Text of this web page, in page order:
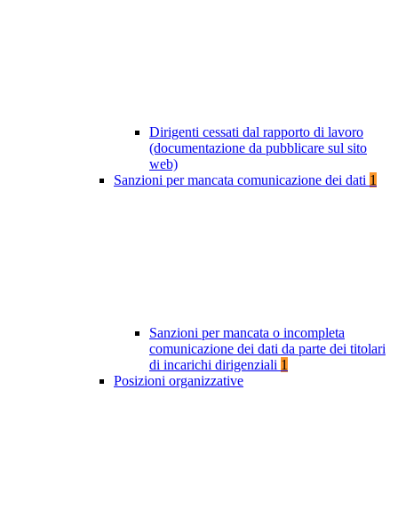
Dirigenti cessati dal rapporto di lavoro
(documentazione da pubblicare sul sito
web)
Sanzioni per mancata comunicazione dei dati 1
Sanzioni per mancata o incompleta
comunicazione dei dati da parte dei titolari
di incarichi dirigenziali 1
Posizioni organizzative